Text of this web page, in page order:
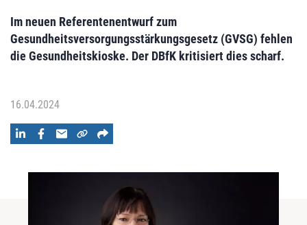
Im neuen Referentenentwurf zum
Gesundheitsversorgungsstärkungsgesetz (GVSG) fehlen
die Gesundheitskioske. Der DBfK kritisiert dies scharf.
16.04.2024